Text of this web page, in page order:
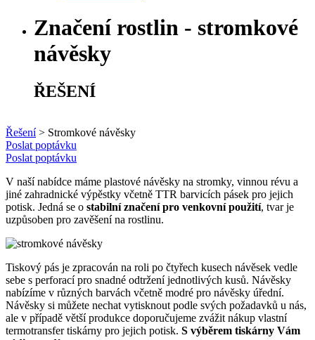
Značení rostlin - stromkové
návěsky
ŘEŠENÍ
Řešení> Stromkové návěsky
Poslat poptávku
Poslat poptávku
V naší nabídce máme plastové návěsky na stromky, vinnou révu a
jiné zahradnické výpěstky včetně TTR barvicích pásek pro jejich
potisk. Jedná se o stabilní značení pro venkovní použití, tvar je
uzpůsoben pro zavěšení na rostlinu.
Tiskový pás je zpracován na roli po čtyřech kusech návěsek vedle
sebe s perforací pro snadné odtržení jednotlivých kusů. Návěsky
nabízíme v různých barvách včetně modré pro návěsky úřední.
Návěsky si můžete nechat vytisknout podle svých požadavků u nás,
ale v případě větší produkce doporučujeme zvážit nákup vlastní
termotransfer tiskárny pro jejich potisk. S výběrem tiskárny Vám